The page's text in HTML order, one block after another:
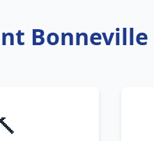
Bonneville